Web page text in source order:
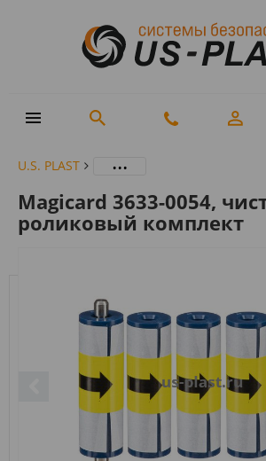
U.S. PLAST ...
Magicard 3633-0054,
роликовый комплект